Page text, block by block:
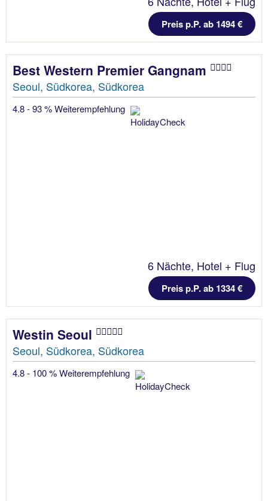
Preis p.P. ab 1494 €
Best Western Premier Gangnam
Seoul, Südkorea, Südkorea
4.8 - 93 % Weiterempfehlung
6 Nächte, Hotel + Flug
Preis p.P. ab 1334 €
Westin Seoul
Seoul, Südkorea, Südkorea
4.8 - 100 % Weiterempfehlung